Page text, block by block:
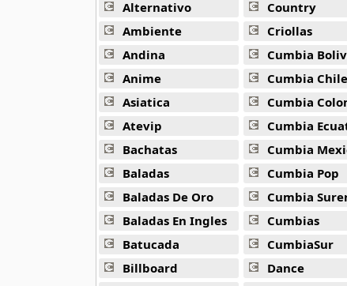
Anton La Voz De Oro
10 músicas online
Anuel Aa
257 músicas online
Arcangel
416 músicas online
Arcangel Y De La Ghetto
101 músicas online
Arthur
4 músicas online
Alternativo
Ambiente
Andina
Anime
Asiatica
Atevip
Bachatas
Baladas
Baladas De Oro
Baladas En Ingles
Batucada
Billboard
Country
Criollas
Cumbia
Cumbia
Cumbia
Cumbia
Cumbia
Cumbia Pop
Cumbia
Cumbias
CumbiaSur
Dance